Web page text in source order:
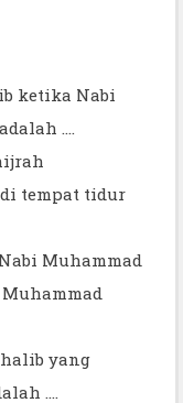
ketika Nabi
….
tempat tidur
Muhammad
yang
....